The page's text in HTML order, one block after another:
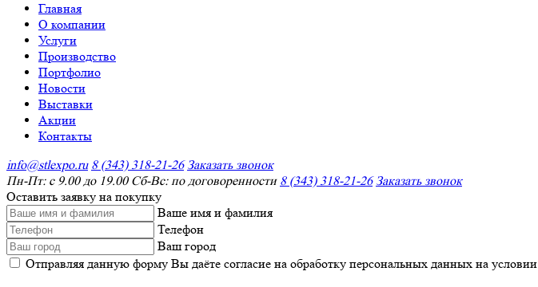
Главная
О компании
Услуги
Производство
Портфолио
Новости
Выставки
Акции
Контакты
info@stlexpo.ru 8 (343) 318-21-26 Заказать звонок
Пн-Пт: с 9.00 до 19.00 Сб-Вс: по договоренности 8 (343) 318-21-26 Заказать звонок
Оставить заявку на покупку
Ваше имя и фамилия
Телефон
Ваш город
Отправляя данную форму Вы даёте согласие на обработку персональных данных на условии